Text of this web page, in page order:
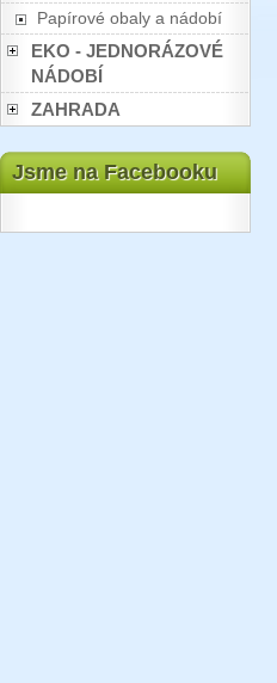
Papírové obaly a nádobí
EKO - JEDNORÁZOVÉ
NÁDOBÍ
ZAHRADA
Jsme na Facebooku